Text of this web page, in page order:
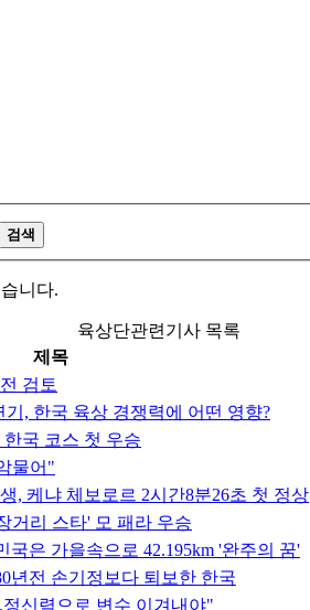
검색
니다.
육상단관련기사 목록
제목
검토
, 한국 육상 경쟁력에 어떤 영향?
국 코스 첫 우승
물어"
, 케냐 체보로르 2시간8분26초 첫 정상
거리 스타' 모 패라 우승
국은 가을속으로 42.195km '완주의 꿈'
년전 손기정보다 퇴보한 한국
신력으로 변수 이겨내야"